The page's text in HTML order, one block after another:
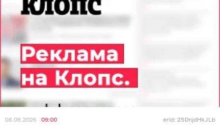
08.08.2026 09:00 erid: 2SDnjdHkJLb